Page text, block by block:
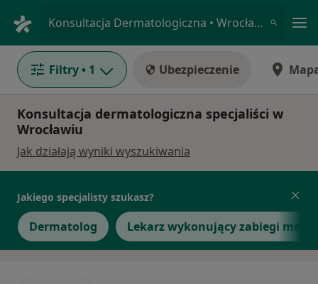
Konsultacja Dermatologiczna • Wrocław, dolnośląskie
Filtry • 1 Ubezpieczenie
Konsultacja dermatologiczna specjaliści w
Wrocławiu
Jak działają wyniki wyszukiwania
Jakiego specjalisty szukasz?
Dermatolog Lekarz wykonujący zabiegi